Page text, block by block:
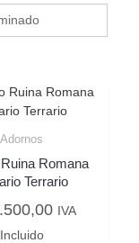
Adornos
Romana
Terrario
IVA
Incluido